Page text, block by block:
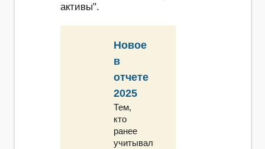
активы".
Новое
в
отчете
2025
Тем,
кто
ранее
учитывал